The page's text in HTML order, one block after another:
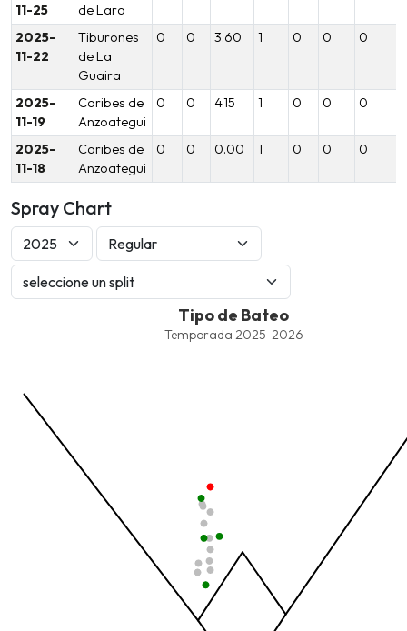
11-25
de Lara
2025-
11-22
Tiburones
de La
Guaira
0 0 3.60 1 0 0 0
2025-
11-19
Caribes de
Anzoategui
0 0 4.15 1 0 0 0
2025-
11-18
Caribes de
Anzoategui
0 0 0.00 1 0 0 0
Spray Chart
Combination chart with 7 data series.
The chart has 1 X axis displaying values. Data ranges from -
The chart has 1 Y axis displaying values. Data ranges from -
Tipo de Bateo
Temporada 2025-2026